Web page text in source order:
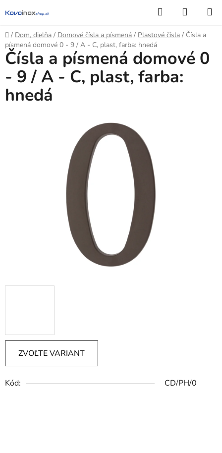
na
obsah
Hľadať
KOŠÍK
Domov
/ Dom, dielňa / Domové čísla a písmená / Plastové čísla / Čísla a
písmená domové 0 - 9 / A - C, plast, farba: hnedá
ZVOĽTE VARIANT
Kód: CD/PH/0
Čísla a písmená domové 0
- 9 / A - C, plast, farba:
hnedá